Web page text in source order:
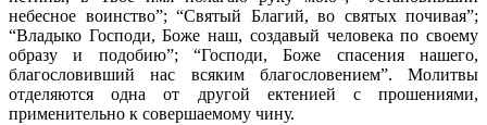
небесное воинство”; “Святый Благий, во святых почивая”;
“Владыко Господи, Боже наш, создавый человека по своему
образу и подобию”; “Господи, Боже спасения нашего,
благословивший нас всяким благословением”. Молитвы
отделяются одна от другой ектенией с прошениями,
применительно к совершаемому чину.